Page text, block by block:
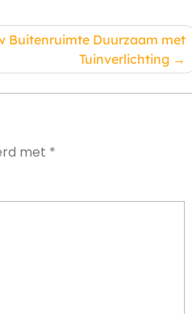
Buitenruimte Duurzaam met
Tuinverlichting
met *